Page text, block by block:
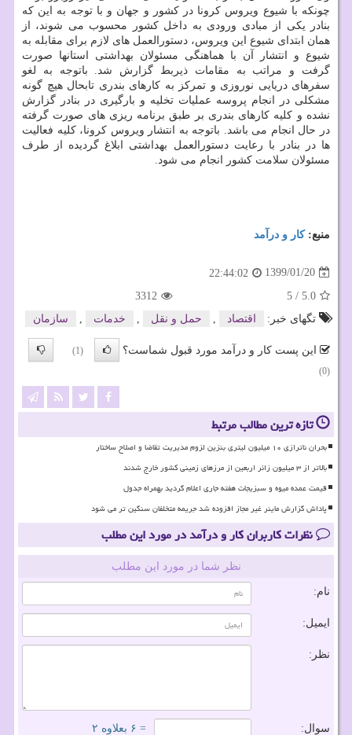
چونكه با شیوع ویروس كرونا در كشور و جهان و با توجه به این كه
بنادر یكی از مبادی ورودی به داخل كشور محسوب می شوند، از
همان ابتدای شیوع این ویروس، دستورالعمل های لازم برای مقابله به
شیوع و انتشار آن با هماهنگی مسئولان بهداشتی استانها صورت
گرفت و مراتب به مقامات ذیربط گزارش شد. باتوجه به لغو
سفرهای دریایی نوروزی و تمركز به كارهای بندری تابحال هیچ گونه
مشكلی در انجام پروسه عملیات تخلیه و بارگیری در بنادر گزارش
نشده و كلیه كارهای بندری بر طبق برنامه ریزی های صورت گرفته
در حال انجام می باشد. باتوجه به انتشار ویروس كرونا، كلیه فعالیت
ها در بنادر با رعایت دستورالعمل بهداشتی ابلاغ گردیده از طرف
مسئولان سلامت كشور انجام می شود.
منبع:كار و درآمد
1399/01/20
22:44:02
5.0
/
5
3312
تگهای خبر:
اقتصاد , حمل و نقل , خدمات , سازمان
این پست کار و درآمد مورد قبول شماست؟
(1)
(0)
تازه ترین مطالب مرتبط
بحران ناترازی ۱۰ میلیون لیتری بنزین لزوم مدیریت تقاضا و اصلاح ساختار
بالاتر از ۳ میلیون زائر اربعین از مرزهای زمینی کشور خارج شدند
قیمت عمده میوه و سبزیجات هفته جاری اعلام گردید بهمراه جدول
پاداش گزارش ماینر غیر مجاز افزوده شد جریمه متخلفان سنگین تر می شود
نظرات کاربران کار و درآمد در مورد این مطلب
نظر شما در مورد این مطلب
نام:
ایمیل:
نظر:
سوال: = ۶ بعلاوه ۲